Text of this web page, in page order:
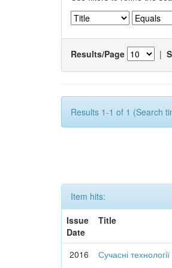
Results/Page |
Results 1-1 of 1 (Search
Item hits:
Issue
Date
Title
2016 Сучасні